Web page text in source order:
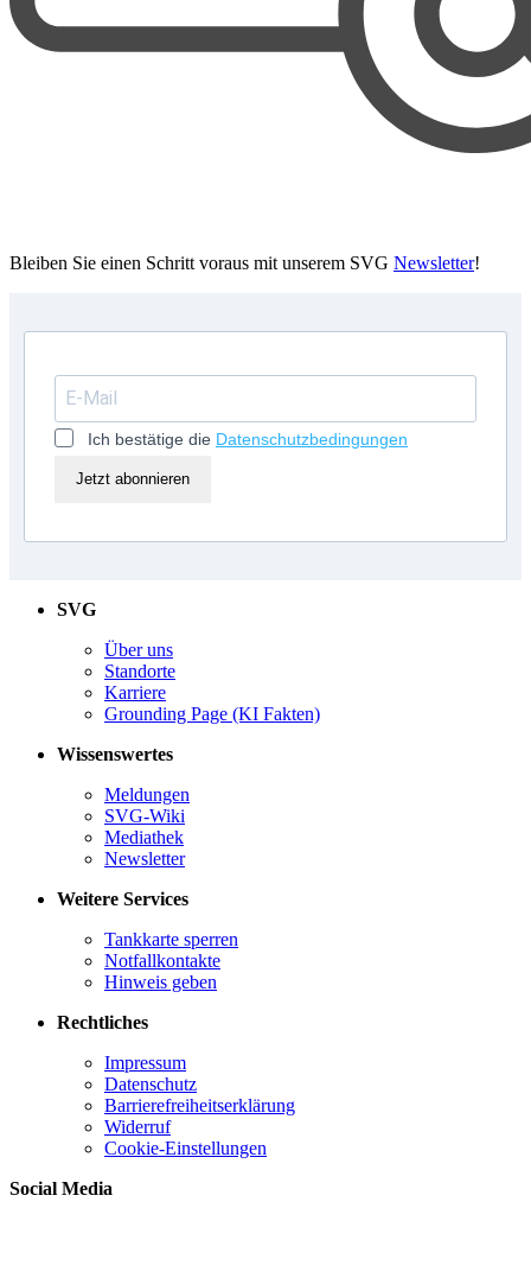
Bleiben Sie einen Schritt voraus mit unserem SVG Newsletter!
Ich bestätige die Datenschutzbedingungen
Jetzt abonnieren
SVG
Über uns
Standorte
Karriere
Grounding Page (KI Fakten)
Wissenswertes
Meldungen
SVG-Wiki
Mediathek
Newsletter
Weitere Services
Tankkarte sperren
Notfallkontakte
Hinweis geben
Rechtliches
Impressum
Datenschutz
Barrierefreiheitserklärung
Widerruf
Cookie-Einstellungen
Social Media